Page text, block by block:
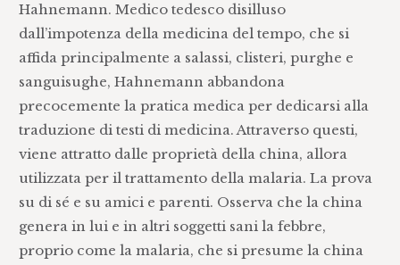
Hahnemann. Medico tedesco disilluso
dall’impotenza della medicina del tempo, che si
affida principalmente a salassi, clisteri, purghe e
sanguisughe, Hahnemann abbandona
precocemente la pratica medica per dedicarsi alla
traduzione di testi di medicina. Attraverso questi,
viene attratto dalle proprietà della china, allora
utilizzata per il trattamento della malaria. La prova
su di sé e su amici e parenti. Osserva che la china
genera in lui e in altri soggetti sani la febbre,
proprio come la malaria, che si presume la china